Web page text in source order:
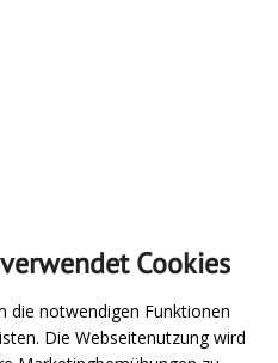
Cookies
die notwendigen Funktionen
Die Webseitenutzung wird